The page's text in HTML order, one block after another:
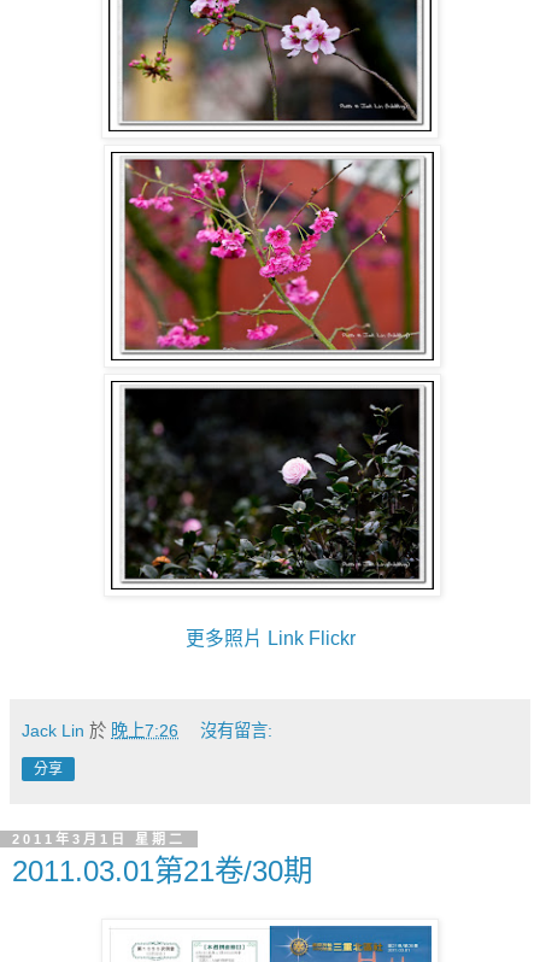
更多照片 Link Flickr
Jack Lin 於 晚上7:26 沒有留言:
分享
2011年3月1日 星期二
2011.03.01第21卷/30期